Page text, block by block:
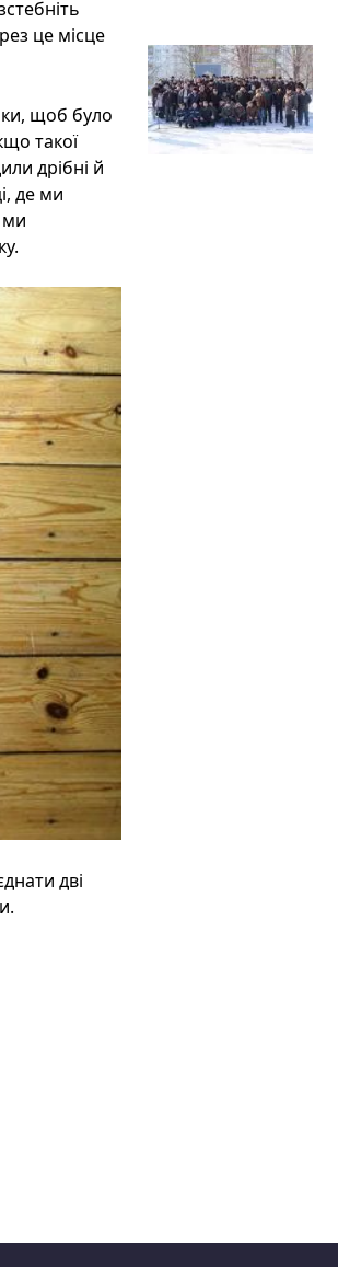
це місце
щоб було
такої
дрібні й
де ми
ми
дві